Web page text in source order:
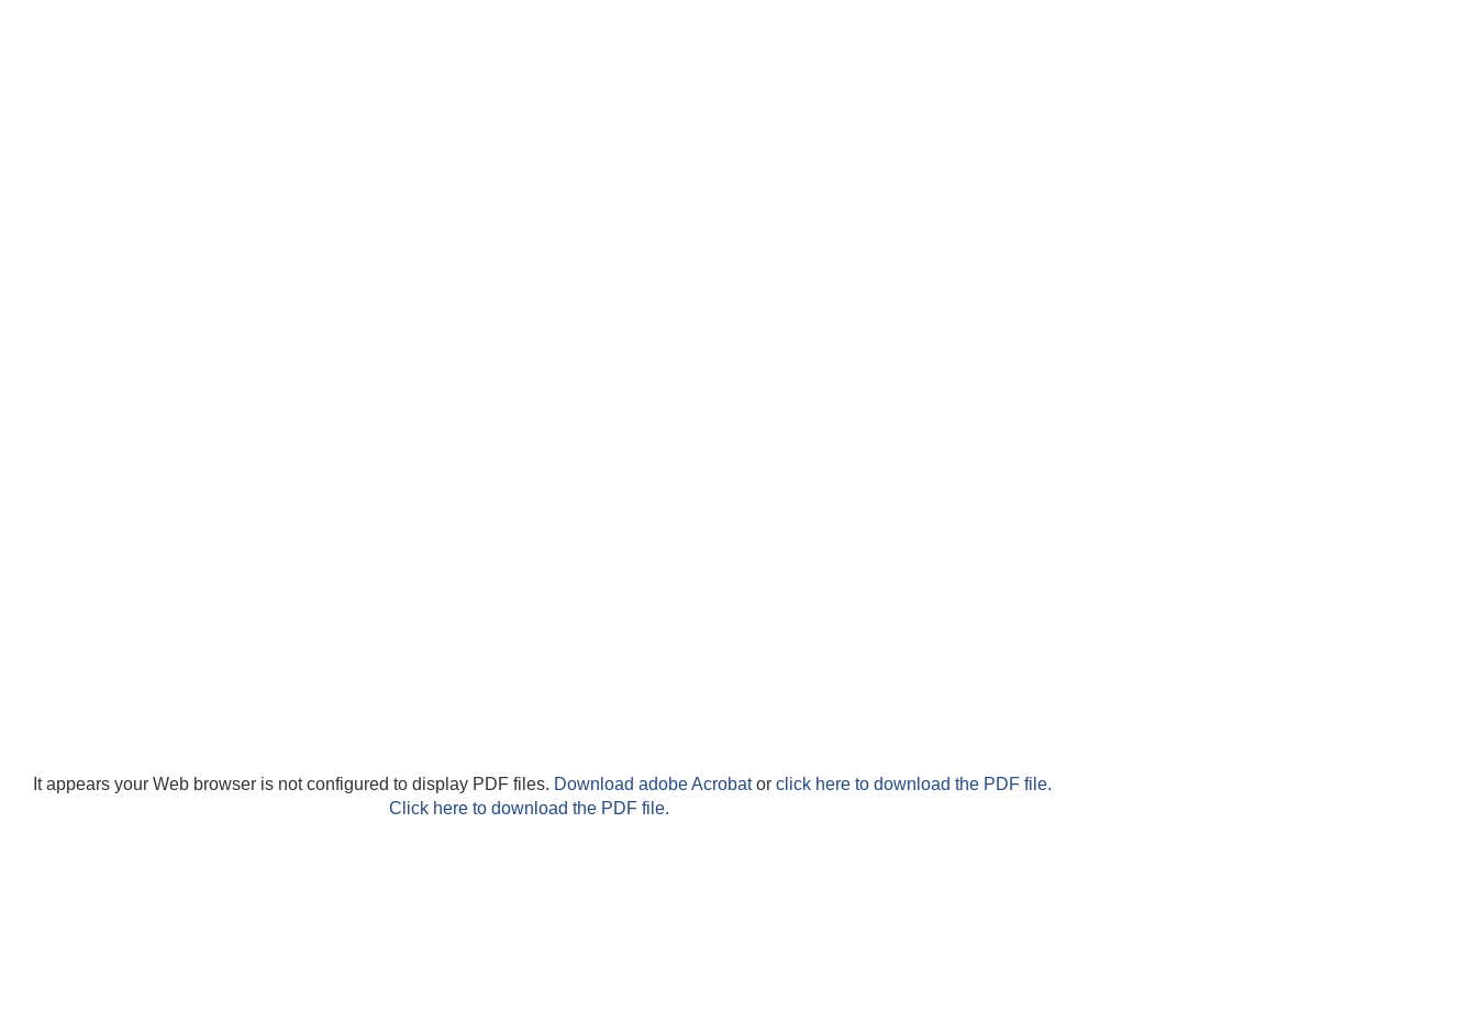
It appears your Web browser is not configured to display PDF files. Download adobe Acrobator click here to download the PDF file.
Click here to download the PDF file.